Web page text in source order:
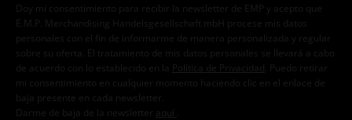
Doy mi consentimiento para recibir la newsletter de EMP y acepto que
E.M.P. Merchandising Handelsgesellschaft mbH procese mis datos
personales con el fin de informarme de manera personalizada y regular
sobre su oferta. El tratamiento de mis datos personales se llevará a cabo
de acuerdo con lo establecido en la
Política de Privacidad . Puedo retirar
mi consentimiento en cualquier momento haciendo clic en el enlace de
baja presente en cada newsletter.
Darme de baja de la newsletter
aquí